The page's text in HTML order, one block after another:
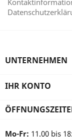
UNTERNEHMEN
IHR KONTO
Mo-Fr: 11.00 bis